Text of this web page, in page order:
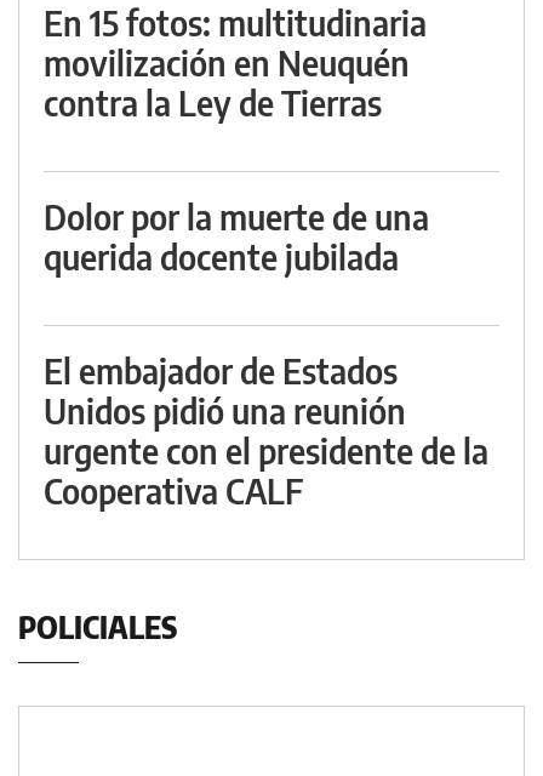
En 15 fotos: multitudinaria
movilización en Neuquén
contra la Ley de Tierras
Dolor por la muerte de una
querida docente jubilada
El embajador de Estados
Unidos pidió una reunión
urgente con el presidente de la
Cooperativa CALF
POLICIALES